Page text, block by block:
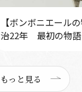
【ボンボニエール
治22年 最初の物語
もっと見る